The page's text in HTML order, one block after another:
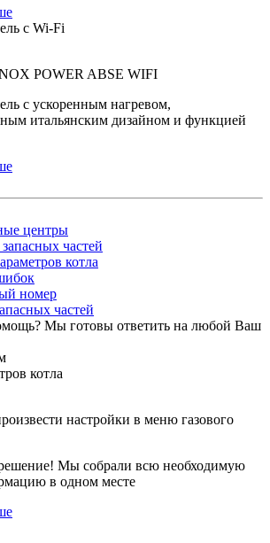
с Wi-Fi
POWER ABSE WIFI
с ускоренным нагревом,
итальянским дизайном и функцией
центры
частей
котла
номер
частей
Мы готовы ответить на любой Ваш
котла
настройки в меню газового
решение! Мы собрали всю необходимую
в одном месте